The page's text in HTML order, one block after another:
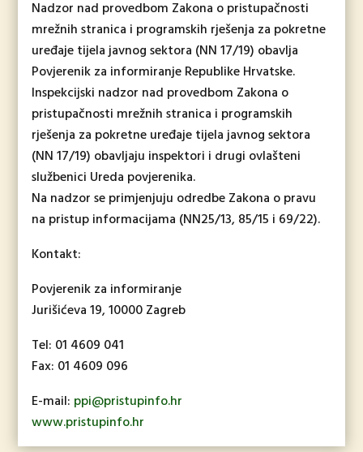
Nadzor nad provedbom Zakona o pristupačnosti
mrežnih stranica i programskih rješenja za pokretne
uređaje tijela javnog sektora (NN 17/19) obavlja
Povjerenik za informiranje Republike Hrvatske.
Inspekcijski nadzor nad provedbom Zakona o
pristupačnosti mrežnih stranica i programskih
rješenja za pokretne uređaje tijela javnog sektora
(NN 17/19) obavljaju inspektori i drugi ovlašteni
službenici Ureda povjerenika.
Na nadzor se primjenjuju odredbe Zakona o pravu
na pristup informacijama (NN25/13, 85/15 i 69/22).
Kontakt:
Povjerenik za informiranje
Jurišićeva 19, 10000 Zagreb
Tel: 01 4609 041
Fax: 01 4609 096
E-mail: ppi@pristupinfo.hr
www.pristupinfo.hr